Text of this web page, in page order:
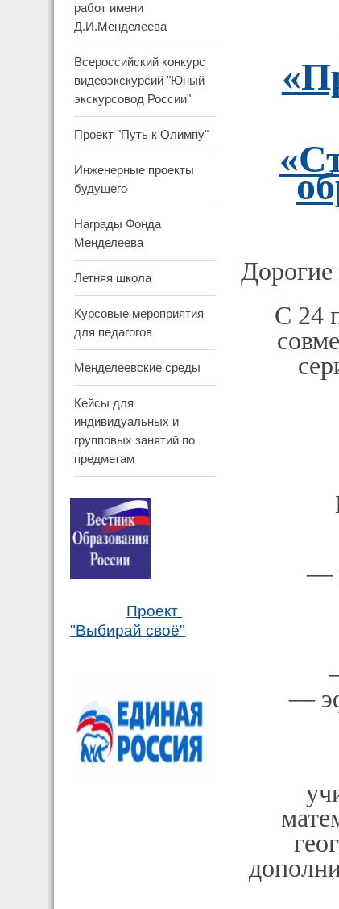
работ имени
Д.И.Менделеева
Всероссийский конкурс
видеоэкскурсий "Юный
экскурсовод России"
Проект "Путь к Олимпу"
Инженерные проекты
будущего
Награды Фонда
Менделеева
Летняя школа
Курсовые мероприятия
для педагогов
Менделеевские среды
Кейсы для
индивидуальных и
групповых занятий по
предметам
Проект
"Выбирай своё"
Дорогие
С 24
—
—